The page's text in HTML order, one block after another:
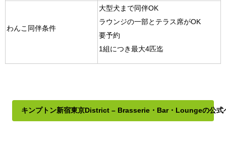
わんこ同伴条件
大型犬まで同伴OK
ラウンジの一部とテラス席がOK
要予約
1組につき最大4匹迄
キンプトン新宿東京District – Brasserie・Bar・Loungeの公式